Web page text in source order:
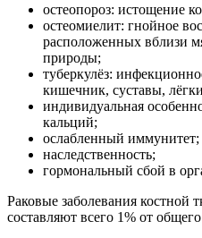
остеопороз: истощение
остеомиелит: гнойное
расположенных вблизи
природы;
туберкулёз:
кишечник, суставы,
индивидуальная
кальций;
ослабленный иммунитет;
наследственность;
гормональный сбой в
Раковые заболевания костной
составляют всего 1% от